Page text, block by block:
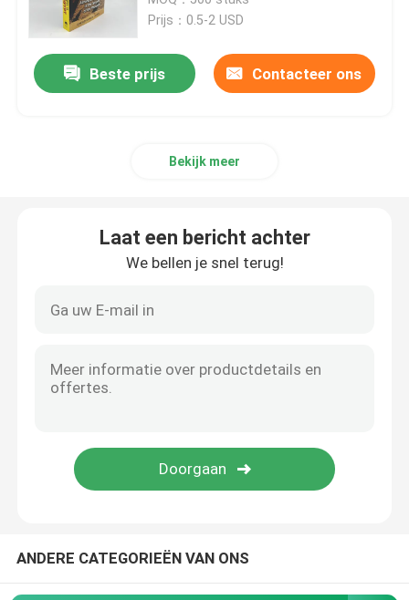
Persoonlijke tijdschriftdrukken
Kleurenboekdrukken
Bijbeldrukken op maat
Prijs：0.5-2 USD
Beste prijs Contacteer ons
Bekijk meer
Laat een bericht achter
We bellen je snel terug!
ANDERE CATEGORIEËN VAN ONS